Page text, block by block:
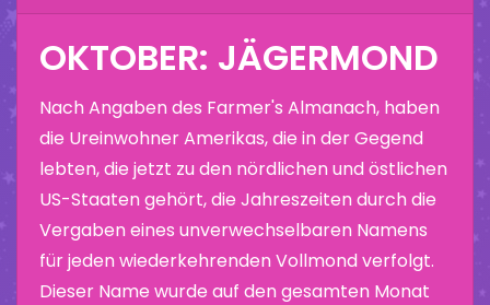
OKTOBER: JÄGERMOND
Nach Angaben des Farmer's Almanach, haben
die Ureinwohner Amerikas, die in der Gegend
lebten, die jetzt zu den nördlichen und östlichen
US-Staaten gehört, die Jahreszeiten durch die
Vergaben eines unverwechselbaren Namens
für jeden wiederkehrenden Vollmond verfolgt.
Dieser Name wurde auf den gesamten Monat